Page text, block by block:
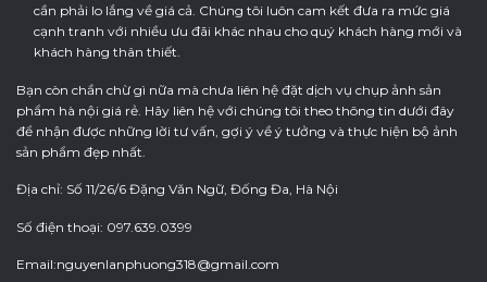
cần phải lo lắng về giá cả. Chúng tôi luôn cam kết đưa ra mức giá
cạnh tranh với nhiều ưu đãi khác nhau cho quý khách hàng mới và
khách hàng thân thiết.
Bạn còn chần chừ gì nữa mà chưa liên hệ đặt dịch vụ chụp ảnh sản
phẩm hà nội giá rẻ. Hãy liên hệ với chúng tôi theo thông tin dưới đây
để nhận được những lời tư vấn, gợi ý về ý tưởng và thực hiện bộ ảnh
sản phẩm đẹp nhất.
Địa chỉ: Số 11/26/6 Đặng Văn Ngữ, Đống Đa, Hà Nội
Số điện thoại: 097.639.0399
Email:nguyenlanphuong318@gmail.com